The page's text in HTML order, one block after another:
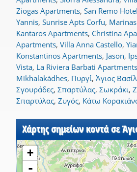
Ziogas Apartments, San Remo
Yannis, Sunrise Apts Corfu,
Kantaros Apartments, Christina
Apartments, Villa Anna Castello,
Konstantinos Apartments, Jason,
Vista, La Riviera Barbati Apartments
Mikhalakádhes, Πυργί, Άγιος
Σγουράδες, Σπαρτύλας, Σωκράκι,
Σπαρτύλας, Ζυγός, Κάτω
Χάρτης σημείων κοντά σε
+
-